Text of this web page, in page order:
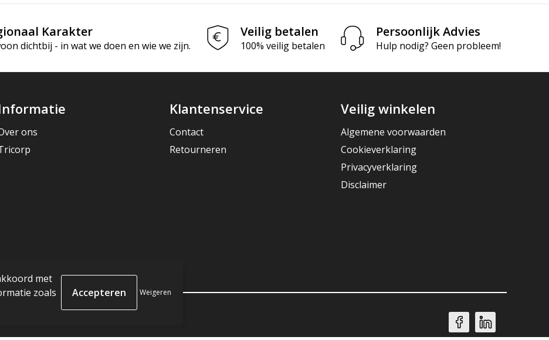
Karakter
dichtbij - in wat we doen en wie we zijn.
Veilig betalen
100% veilig betalen
Persoonlijk Advies
Hulp nodig? Geen probleem!
ons
Klantenservice
Contact
Retourneren
Veilig winkelen
Algemene voorwaarden
Cookieverklaring
Privacyverklaring
Disclaimer
met
zoals
Weigeren